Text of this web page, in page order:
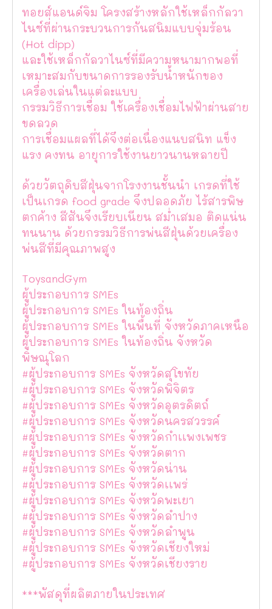
ทอยส์แอนด์จิม โครงสร้างหลักใช้เหล็กกัลวา
ไนซ์ที่ผ่านกระบวนการกันสนิมแบบจุ่มร้อน
(Hot dipp)
และใช้เหล็กกัลวาไนซ์ที่มีความหนามากพอที่
เหมาะสมกับขนาดการรองรับน้ำหนักของ
เครื่องเล่นในแต่ละแบบ
กรรมวิธีการเชื่อม ใช้เครื่องเชื่อมไฟฟ้าผ่านสาย
ขดลวด
การเชื่อมแผลที่ได้จึงต่อเนื่องแนบสนิท แข็ง
แรง คงทน อายุการใช้งานยาวนานหลายปี
ด้วยวัตถุดิบสีฝุ่นจากโรงงานชั้นนำ เกรดที่ใช้
เป็นเกรด food grade จึงปลอดภัย ไร้สารพิษ
ตกค้าง สีสันจึงเรียบเนียน สม่ำเสมอ ติดแน่น
ทนนาน ด้วยกรรมวิธีการพ่นสีฝุ่นด้วยเครื่อง
พ่นสีที่มีคุณภาพสูง
ToysandGym
ผู้ประกอบการ SMEs
ผู้ประกอบการ SMEs ในท้องถิ่น
ผู้ประกอบการ SMEs ในพื้นที่ จังหวัดภาคเหนือ
ผู้ประกอบการ SMEs ในท้องถิ่น จังหวัด
พิษณุโลก
#ผู้ประกอบการ SMEs จังหวัดสุโขทัย
#ผู้ประกอบการ SMEs จังหวัดพิจิตร
#ผู้ประกอบการ SMEs จังหวัดอุตรดิตถ์
#ผู้ประกอบการ SMEs จังหวัดนครสวรรค์
#ผู้ประกอบการ SMEs จังหวัดกำเเพงเพชร
#ผู้ประกอบการ SMEs จังหวัดตาก
#ผู้ประกอบการ SMEs จังหวัดน่าน
#ผู้ประกอบการ SMEs จังหวัดเเพร่
#ผู้ประกอบการ SMEs จังหวัดพะเยา
#ผู้ประกอบการ SMEs จังหวัดลำปาง
#ผู้ประกอบการ SMEs จังหวัดลำพูน
#ผู้ประกอบการ SMEs จังหวัดเชียงใหม่
#ผู้ประกอบการ SMEs จังหวัดเชียงราย
***พัสดุที่ผลิตภายในประเทศ